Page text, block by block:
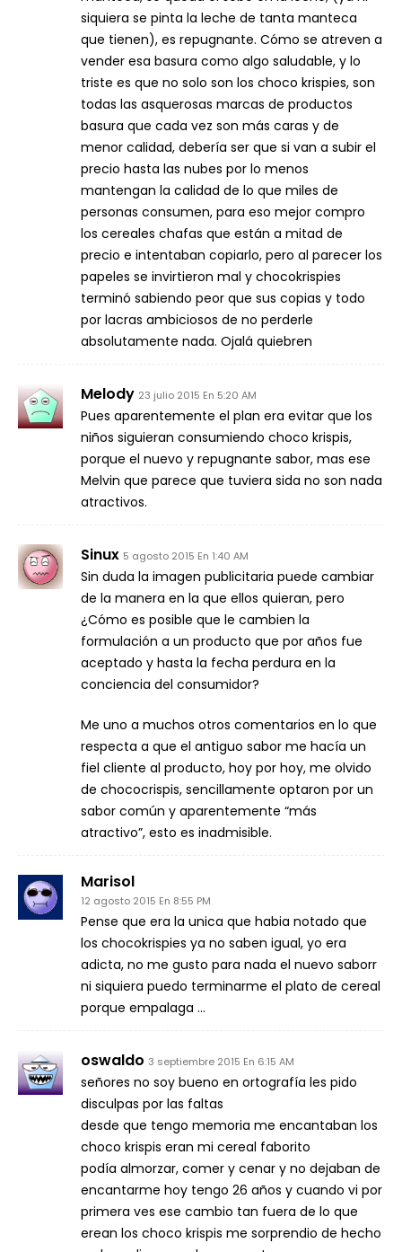
siquiera se pinta la leche de tanta manteca
que tienen), es repugnante. Cómo se atreven a
vender esa basura como algo saludable, y lo
triste es que no solo son los choco krispies, son
todas las asquerosas marcas de productos
basura que cada vez son más caras y de
menor calidad, debería ser que si van a subir el
precio hasta las nubes por lo menos
mantengan la calidad de lo que miles de
personas consumen, para eso mejor compro
los cereales chafas que están a mitad de
precio e intentaban copiarlo, pero al parecer los
papeles se invirtieron mal y chocokrispies
terminó sabiendo peor que sus copias y todo
por lacras ambiciosos de no perderle
absolutamente nada. Ojalá quiebren
Melody 23 julio 2015 En 5:20 AM
Pues aparentemente el plan era evitar que los
niños siguieran consumiendo choco krispis,
porque el nuevo y repugnante sabor, mas ese
Melvin que parece que tuviera sida no son nada
atractivos.
Sinux 5 agosto 2015 En 1:40 AM
Sin duda la imagen publicitaria puede cambiar
de la manera en la que ellos quieran, pero
¿Cómo es posible que le cambien la
formulación a un producto que por años fue
aceptado y hasta la fecha perdura en la
conciencia del consumidor?
Me uno a muchos otros comentarios en lo que
respecta a que el antiguo sabor me hacía un
fiel cliente al producto, hoy por hoy, me olvido
de chococrispis, sencillamente optaron por un
sabor común y aparentemente “más
atractivo”, esto es inadmisible.
Marisol
12 agosto 2015 En 8:55 PM
Pense que era la unica que habia notado que
los chocokrispies ya no saben igual, yo era
adicta, no me gusto para nada el nuevo saborr
ni siquiera puedo terminarme el plato de cereal
porque empalaga …
oswaldo 3 septiembre 2015 En 6:15 AM
señores no soy bueno en ortografía les pido
disculpas por las faltas
desde que tengo memoria me encantaban los
choco krispis eran mi cereal faborito
podía almorzar, comer y cenar y no dejaban de
encantarme hoy tengo 26 años y cuando vi por
primera ves ese cambio tan fuera de lo que
erean los choco krispis me sorprendio de hecho